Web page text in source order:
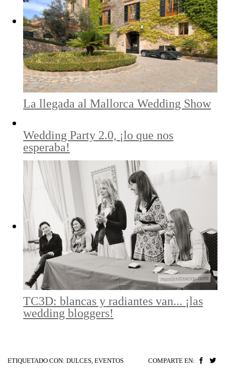
La llegada al Mallorca Wedding Show
Wedding Party 2.0, ¡lo que nos
esperaba!
TC3D: blancas y radiantes van... ¡las
wedding bloggers!
ETIQUETADO CON: DULCES, EVENTOS COMPARTE EN: